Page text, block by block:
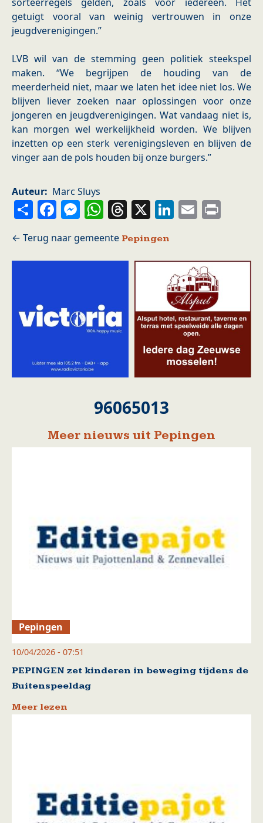
sorteerregels gelden, zoals voor iedereen. Het
getuigt vooral van weinig vertrouwen in onze
jeugdverenigingen.”
LVB wil van de stemming geen politiek steekspel
maken. “We begrijpen de houding van de
meerderheid niet, maar we laten het idee niet los. We
blijven liever zoeken naar oplossingen voor onze
jongeren en jeugdverenigingen. Wat vandaag niet is,
kan morgen wel werkelijkheid worden. We blijven
inzetten op een sterk verenigingsleven en blijven de
vinger aan de pols houden bij onze burgers.”
Auteur Marc Sluys
ShareFacebook
Messenger
WhatsApp
Threads
X LinkedIn
Email
Pepingen
96065013
Meer nieuws uit Pepingen
Pepingen
10/04/2026 - 07:51
PEPINGEN zet kinderen in beweging tijdens de
Buitenspeeldag
Meer lezen